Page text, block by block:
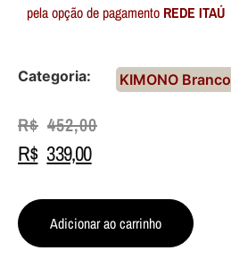
pela opção de pagamento REDE ITAÚ
Categoria: KIMONO Branco
R$ 452,00
R$ 339,00
Adicionar ao carrinho